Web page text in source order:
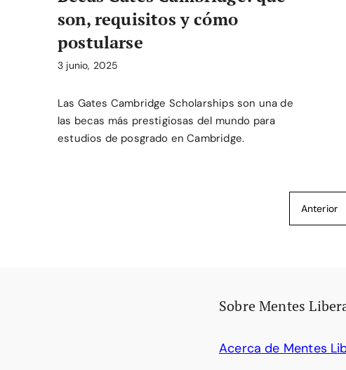
son, requisitos y cómo
postularse
3 junio, 2025
Las Gates Cambridge Scholarships son una de
las becas más prestigiosas del mundo para
estudios de posgrado en Cambridge.
Anterior
Sobre Mentes
Acerca de Mentes